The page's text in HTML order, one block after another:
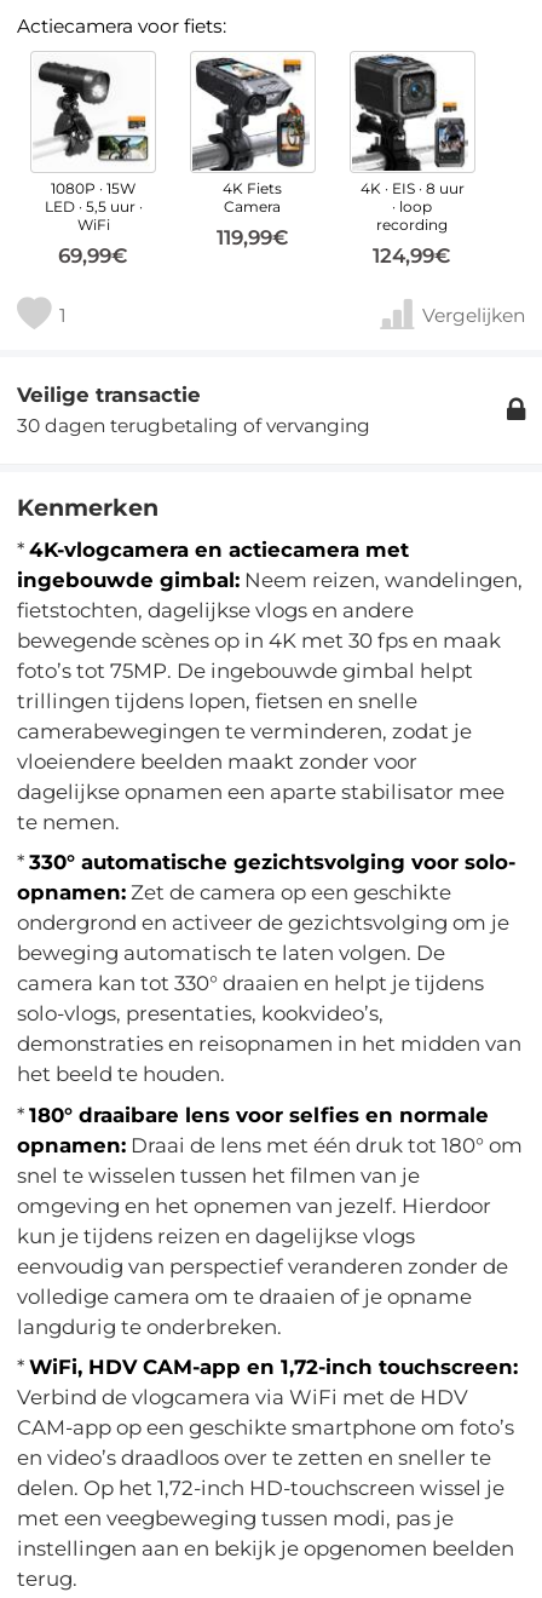
Actiecamera voor fiets:
1080P · 15W
LED · 5,5 uur ·
WiFi
69,99€
4K Fiets
Camera
119,99€
4K · EIS · 8 uur
· loop
recording
124,99€
1 Vergelijken
Veilige transactie
30 dagen terugbetaling of vervanging
Kenmerken
*4K-vlogcamera en actiecamera met
ingebouwde gimbal: Neem reizen, wandelingen,
fietstochten, dagelijkse vlogs en andere
bewegende scènes op in 4K met 30 fps en maak
foto’s tot 75MP. De ingebouwde gimbal helpt
trillingen tijdens lopen, fietsen en snelle
camerabewegingen te verminderen, zodat je
vloeiendere beelden maakt zonder voor
dagelijkse opnamen een aparte stabilisator mee
te nemen.
*330° automatische gezichtsvolging voor solo-
opnamen: Zet de camera op een geschikte
ondergrond en activeer de gezichtsvolging om je
beweging automatisch te laten volgen. De
camera kan tot 330° draaien en helpt je tijdens
solo-vlogs, presentaties, kookvideo’s,
demonstraties en reisopnamen in het midden van
het beeld te houden.
*180° draaibare lens voor selfies en normale
opnamen: Draai de lens met één druk tot 180° om
snel te wisselen tussen het filmen van je
omgeving en het opnemen van jezelf. Hierdoor
kun je tijdens reizen en dagelijkse vlogs
eenvoudig van perspectief veranderen zonder de
volledige camera om te draaien of je opname
langdurig te onderbreken.
*WiFi, HDV CAM-app en 1,72-inch touchscreen:
Verbind de vlogcamera via WiFi met de HDV
CAM-app op een geschikte smartphone om foto’s
en video’s draadloos over te zetten en sneller te
delen. Op het 1,72-inch HD-touchscreen wissel je
met een veegbeweging tussen modi, pas je
instellingen aan en bekijk je opgenomen beelden
terug.